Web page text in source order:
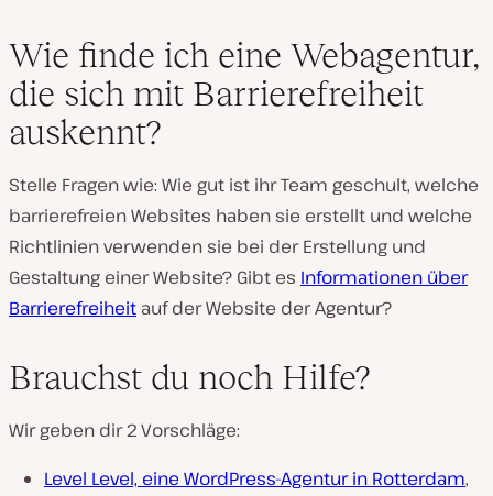
Wie finde ich eine Webagentur,
die sich mit Barrierefreiheit
auskennt?
Stelle Fragen wie: Wie gut ist ihr Team geschult, welche
barrierefreien Websites haben sie erstellt und welche
Richtlinien verwenden sie bei der Erstellung und
Gestaltung einer Website? Gibt es Informationen über
Barrierefreiheit auf der Website der Agentur?
Brauchst du noch Hilfe?
Wir geben dir 2 Vorschläge:
Level Level, eine WordPress-Agentur in Rotterdam,